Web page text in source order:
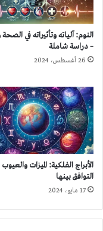
النوم: آلياته وتأثيراته في الصحة
– دراسة شاملة
26 أغسطس، 2024
الأبراج الفلكية: الميزات
التوافق بينها
17 مايو، 2024